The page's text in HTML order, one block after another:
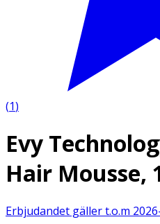
(1)
Evy
Hair Mousse,
Erbjudandet gäller t.o.m